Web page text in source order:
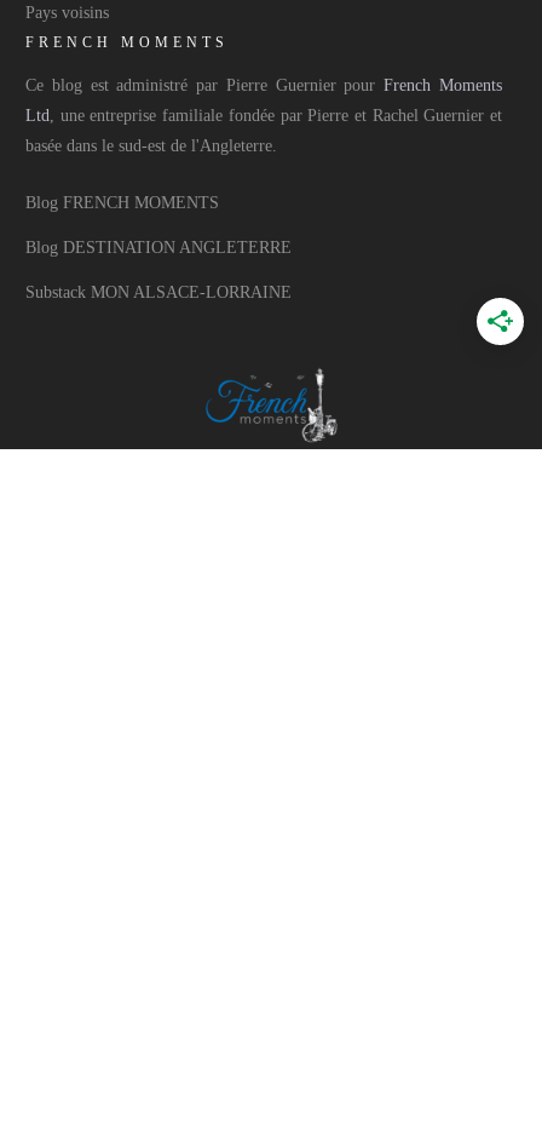
Pays voisins
FRENCH MOMENTS
Ce blog est administré par Pierre Guernier pourFrench Moments
Ltd, une entreprise familiale fondée par Pierre et Rachel Guernier et
basée dans le sud-est de l'Angleterre.
Blog FRENCH MOMENTS
Blog DESTINATION ANGLETERRE
Substack MON ALSACE-LORRAINE